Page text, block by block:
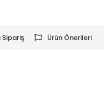
Ürün Önerileri